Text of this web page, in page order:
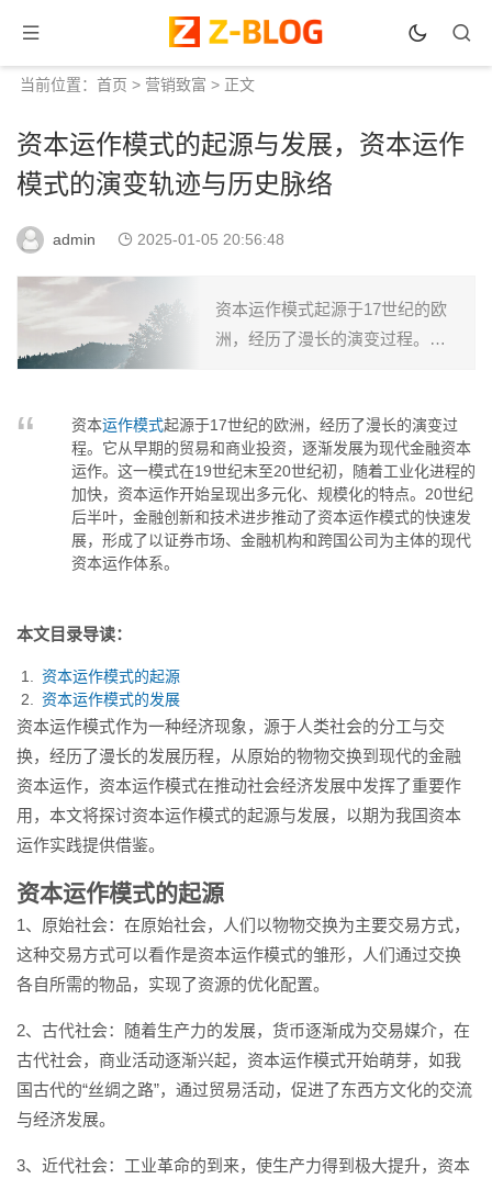
当前位置： 首页 > 营销致富 > 正文
资本运作模式的起源与发展，资本运作
模式的演变轨迹与历史脉络
admin 2025-01-05 20:56:48
资本运作模式起源于17世纪的欧
洲，经历了漫长的演变过程。它
模式在19世纪末至20世纪初，随
着工业化进程的加快，资...
资本运作模式起源于17世纪的欧洲，经历了漫长的演变过
程。它从早期的贸易和商业投资，逐渐发展为现代金融资本
运作。这一模式在19世纪末至20世纪初，随着工业化进程的
加快，资本运作开始呈现出多元化、规模化的特点。20世纪
后半叶，金融创新和技术进步推动了资本运作模式的快速发
展，形成了以证券市场、金融机构和跨国公司为主体的现代
资本运作体系。
本文目录导读：
资本运作模式的起源
资本运作模式的发展
资本运作模式作为一种经济现象，源于人类社会的分工与交
换，经历了漫长的发展历程，从原始的物物交换到现代的金融
资本运作，资本运作模式在推动社会经济发展中发挥了重要作
用，本文将探讨资本运作模式的起源与发展，以期为我国资本
运作实践提供借鉴。
资本运作模式的起源
1、原始社会：在原始社会，人们以物物交换为主要交易方式，
这种交易方式可以看作是资本运作模式的雏形，人们通过交换
各自所需的物品，实现了资源的优化配置。
2、古代社会：随着生产力的发展，货币逐渐成为交易媒介，在
古代社会，商业活动逐渐兴起，资本运作模式开始萌芽，如我
国古代的“丝绸之路”，通过贸易活动，促进了东西方文化的交流
与经济发展。
3、近代社会：工业革命的到来，使生产力得到极大提升，资本